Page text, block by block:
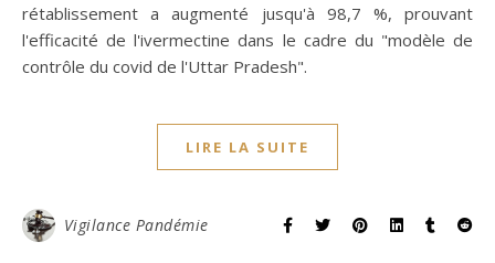
rétablissement a augmenté jusqu'à 98,7 %, prouvant
l'efficacité de l'ivermectine dans le cadre du "modèle de
contrôle du covid de l'Uttar Pradesh".
LIRE LA SUITE
Vigilance Pandémie